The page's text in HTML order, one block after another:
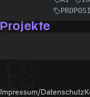
Projekte
Impressum/Datenschutz